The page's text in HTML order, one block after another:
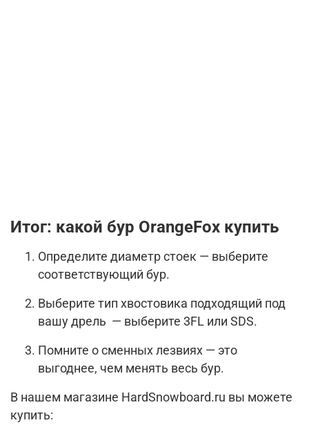
Итог: какой бур OrangeFox купить
Определите диаметр стоек — выберите
соответствующий бур.
Выберите тип хвостовика подходящий под
вашу дрель — выберите 3FL или SDS.
Помните о сменных лезвиях — это
выгоднее, чем менять весь бур.
В нашем магазине HardSnowboard.ru вы можете
купить: